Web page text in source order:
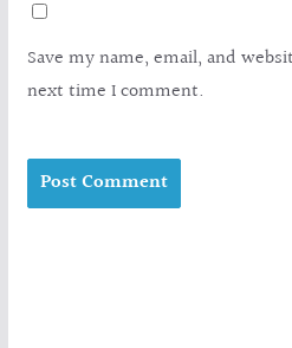
Save my name, email, and
next time I comment.